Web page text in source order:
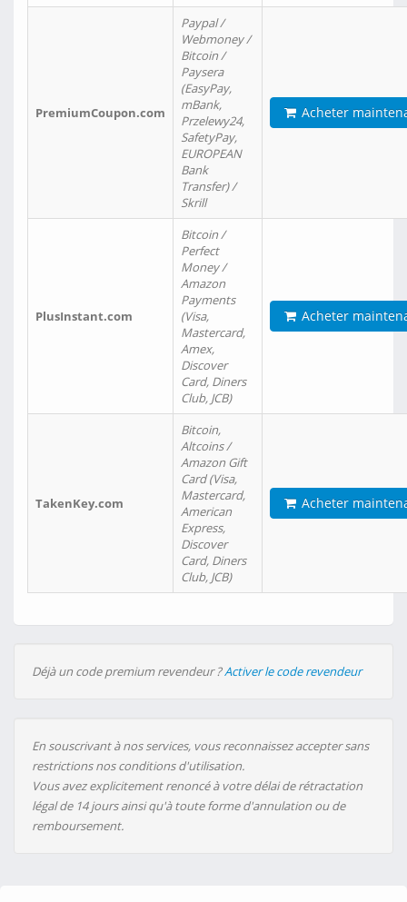
PremiumCoupon.com
Paypal /
Webmoney /
Bitcoin /
Paysera
(EasyPay,
mBank,
Przelewy24,
SafetyPay,
EUROPEAN
Bank
Transfer) /
Skrill
Acheter
PlusInstant.com
Bitcoin /
Perfect
Money /
Amazon
Payments
(Visa,
Mastercard,
Amex,
Discover
Card, Diners
Club, JCB)
Acheter
TakenKey.com
Bitcoin,
Altcoins /
Amazon Gift
Card (Visa,
Mastercard,
American
Express,
Discover
Card, Diners
Club, JCB)
Acheter
Déjà un code premium revendeur ?Activer le code revendeur
En souscrivant à nos services, vous reconnaissez accepter sans
restrictions nos conditions d'utilisation.
Vous avez explicitement renoncé à votre délai de rétractation
légal de 14 jours ainsi qu'à toute forme d'annulation ou de
remboursement.